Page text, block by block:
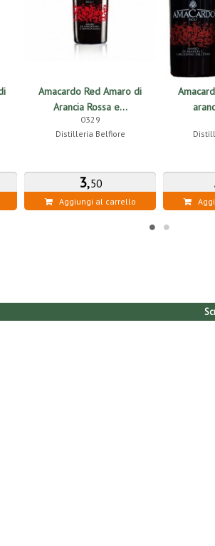
Amacardo Red Amaro di
Arancia Rossa e...
0329
Distilleria Belfiore
3,50
Aggiungi al carrello